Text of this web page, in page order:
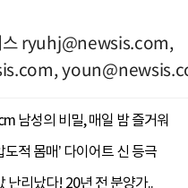
ryuhj@newsis.com,
,